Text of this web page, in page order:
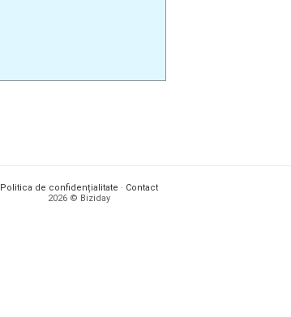
Politica de confidențialitate · Contact
2026 © Biziday